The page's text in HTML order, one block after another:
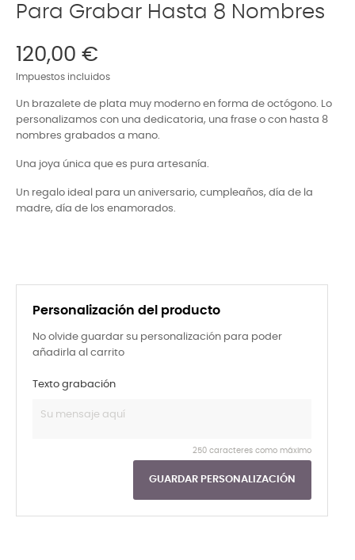
Para Grabar Hasta 8 Nombres
120,00 €
Impuestos incluidos
Un brazalete de plata muy moderno en forma de octógono. Lo
personalizamos con una dedicatoria, una frase o con hasta 8
nombres grabados a mano.
Una joya única que es pura artesanía.
Un regalo ideal para un aniversario, cumpleaños, día de la
madre, día de los enamorados.
Personalización del producto
No olvide guardar su personalización para poder
añadirla al carrito
Texto grabación
250 caracteres como máximo
GUARDAR PERSONALIZACIÓN